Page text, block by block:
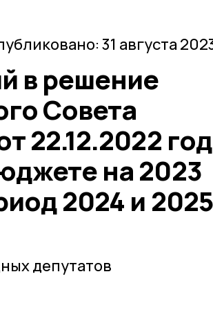
31 августа
в решение
Совета
22.12.2022
на 2023
2024 и 2025
депутатов